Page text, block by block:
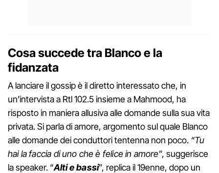
Cosa succede tra Blanco e la
fidanzata
A lanciare il gossip è il diretto interessato che, in
un’intervista a Rtl 102.5 insieme a Mahmood, ha
risposto in maniera allusiva alle domande sulla sua vita
privata. Si parla di amore, argomento sul quale Blanco
alle domande dei conduttori tentenna non poco. “Tu
hai la faccia di uno che è felice in amore”, suggerisce
la speaker. “Alti e bassi”, replica il 19enne, dopo un